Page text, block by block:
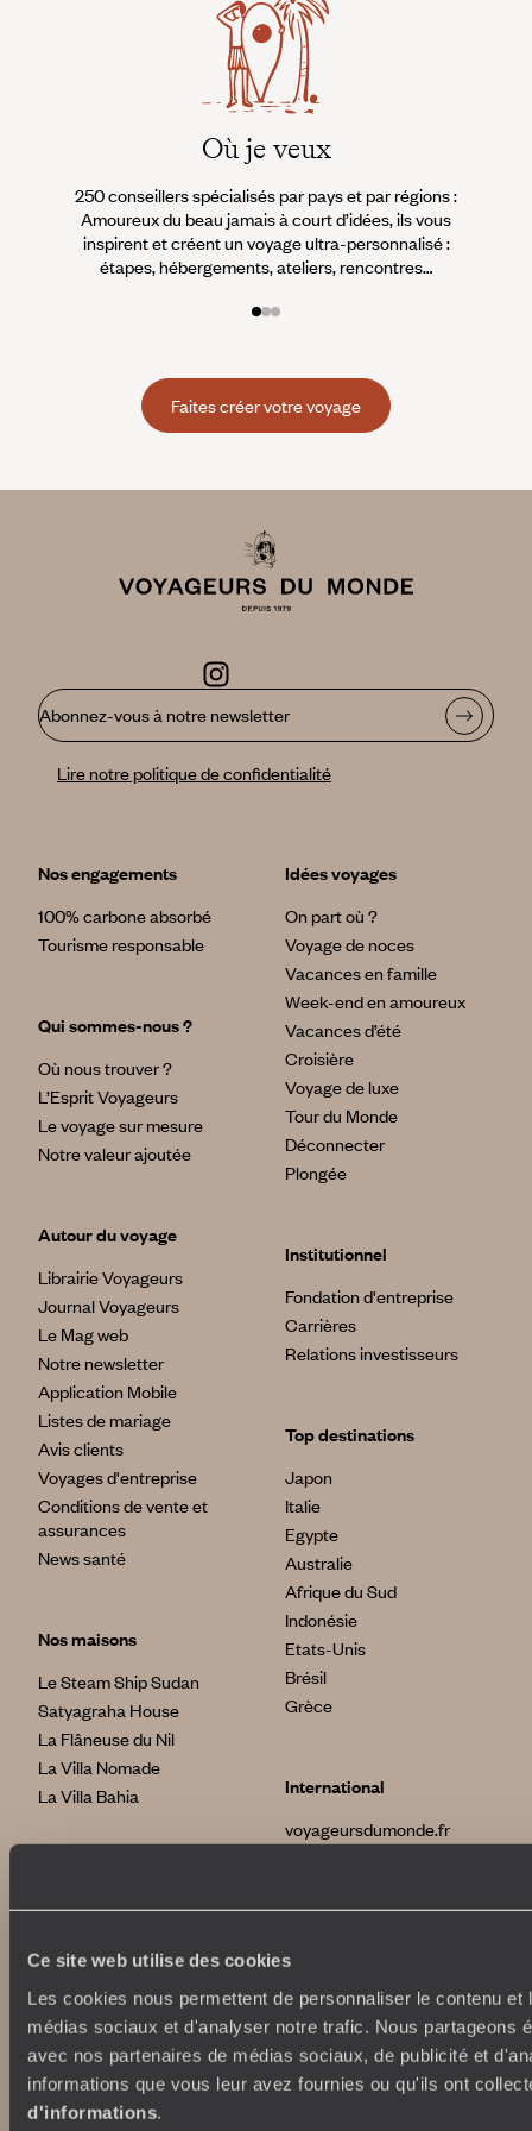
Ce site web utilise des cookies
Les cookies nous permettent de personnaliser le contenu
médias sociaux et d'analyser notre trafic. Nous partageons
avec nos partenaires de médias sociaux, de publicité et
informations que vous leur avez fournies ou qu'ils ont
d'informations.
Où je veux
250 conseillers spécialisés par pays et par régions :
Amoureux du beau jamais à court d’idées, ils vous
inspirent et créent un voyage ultra-personnalisé :
étapes, hébergements, ateliers, rencontres…
Faites créer votre voyage
Abonnez-vous à notre newsletter
Lire notre politique de confidentialité
Nos engagements
100% carbone absorbé
Tourisme responsable
Qui sommes-nous ?
Où nous trouver ?
L’Esprit Voyageurs
Le voyage sur mesure
Notre valeur ajoutée
Autour du voyage
Librairie Voyageurs
Journal Voyageurs
Le Mag web
Notre newsletter
Application Mobile
Listes de mariage
Avis clients
Voyages d'entreprise
Conditions de vente et
assurances
News santé
Nos maisons
Le Steam Ship Sudan
Satyagraha House
La Flâneuse du Nil
La Villa Nomade
La Villa Bahia
Idées voyages
On part où ?
Voyage de noces
Vacances en famille
Week-end en amoureux
Vacances d’été
Croisière
Voyage de luxe
Tour du Monde
Déconnecter
Plongée
Institutionnel
Fondation d'entreprise
Carrières
Relations investisseurs
Top destinations
Japon
Italie
Egypte
Australie
Afrique du Sud
Indonésie
Etats-Unis
Brésil
Grèce
International
voyageursdumonde.fr
voyageursdumonde.ca
originaltravel.co.uk
originaldiving.com
extraordinaryjourneys.com